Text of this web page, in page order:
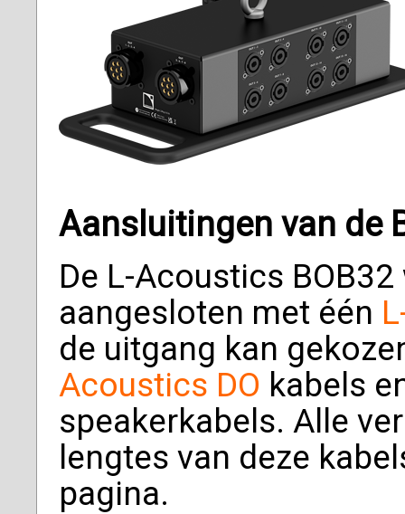
Aansluitingen van de
De L-Acoustics
aangesloten met één
de uitgang kan
Acoustics DO kabels
speakerkabels. Alle
lengtes van deze
pagina.